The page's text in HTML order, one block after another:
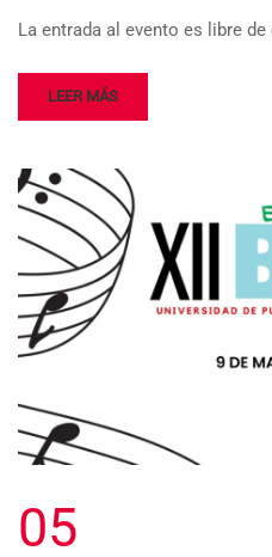
La entrada al evento es libre
LEER MÁS
05